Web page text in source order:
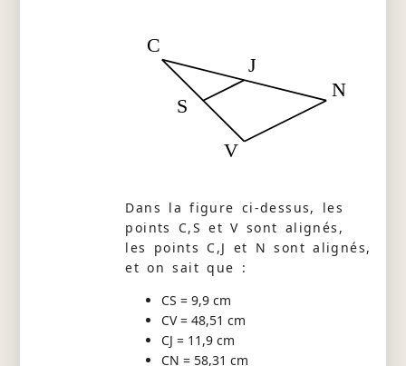
N
C
V
S
J
Dans la figure ci-dessus, les
points C,S et V sont alignés,
les points C,J et N sont alignés,
et on sait que :
CS = 9,9 cm
CV = 48,51 cm
CJ = 11,9 cm
CN = 58,31 cm